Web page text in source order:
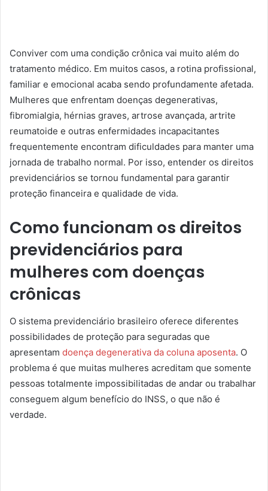
Conviver com uma condição crônica vai muito além do
tratamento médico. Em muitos casos, a rotina profissional,
familiar e emocional acaba sendo profundamente afetada.
Mulheres que enfrentam doenças degenerativas,
fibromialgia, hérnias graves, artrose avançada, artrite
reumatoide e outras enfermidades incapacitantes
frequentemente encontram dificuldades para manter uma
jornada de trabalho normal. Por isso, entender os direitos
previdenciários se tornou fundamental para garantir
proteção financeira e qualidade de vida.
Como funcionam os direitos
previdenciários para
mulheres com doenças
crônicas
O sistema previdenciário brasileiro oferece diferentes
possibilidades de proteção para seguradas que
apresentam doença degenerativa da coluna aposenta. O
problema é que muitas mulheres acreditam que somente
pessoas totalmente impossibilitadas de andar ou trabalhar
conseguem algum benefício do INSS, o que não é
verdade.